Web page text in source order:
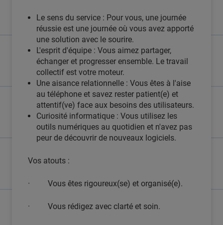
Le sens du service : Pour vous, une journée
réussie est une journée où vous avez apporté
une solution avec le sourire.
L'esprit d'équipe : Vous aimez partager,
échanger et progresser ensemble. Le travail
collectif est votre moteur.
Une aisance relationnelle : Vous êtes à l'aise
au téléphone et savez rester patient(e) et
attentif(ve) face aux besoins des utilisateurs.
Curiosité informatique : Vous utilisez les
outils numériques au quotidien et n'avez pas
peur de découvrir de nouveaux logiciels.
Vos atouts :
· Vous êtes rigoureux(se) et organisé(e).
· Vous rédigez avec clarté et soin.